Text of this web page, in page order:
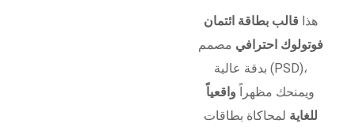
هذا قالب بطاقة ائتمان
فوتولوك احترافي مصمم
بدقة عالية (PSD)،
ويمنحك مظهراً واقعياً
للغاية لمحاكاة بطاقات